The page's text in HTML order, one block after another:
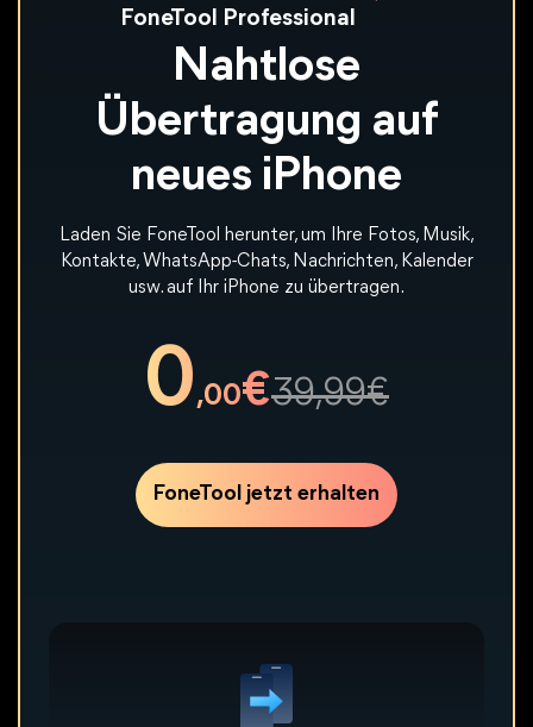
FoneTool Professional
Nahtlose
Übertragung auf
neues iPhone
Laden Sie FoneTool herunter, um Ihre Fotos, Musik,
Kontakte, WhatsApp-Chats, Nachrichten, Kalender
usw. auf Ihr iPhone zu übertragen.
0,00€39,99€
FoneTool jetzt erhalten
Videos? FoneTool hilft Ihnen 1:1 Ein-Klick-Übertragung